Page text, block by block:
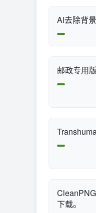
AI去除背
邮政专用
下载。